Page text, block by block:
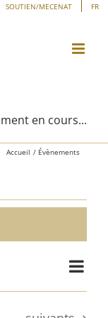
SOUTIEN/MECENAT
FR
en cours...
Accueil Évènements
Liste